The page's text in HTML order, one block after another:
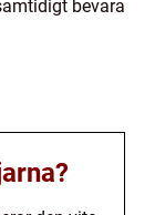
bevara